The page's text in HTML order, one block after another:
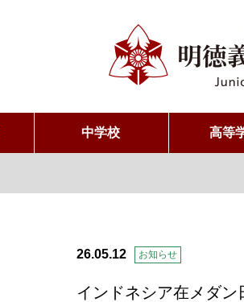
中学校 高等
お知らせ
26.05.12
インドネシア在メダ